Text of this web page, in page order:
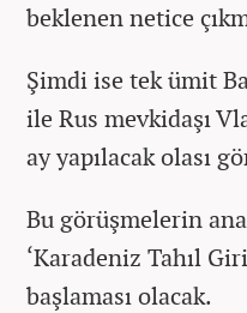
beklenen netice
Şimdi ise tek ümit
ile Rus mevkidaşı
ay yapılacak olası
Bu görüşmelerin
‘Karadeniz Tahıl
başlaması olacak.